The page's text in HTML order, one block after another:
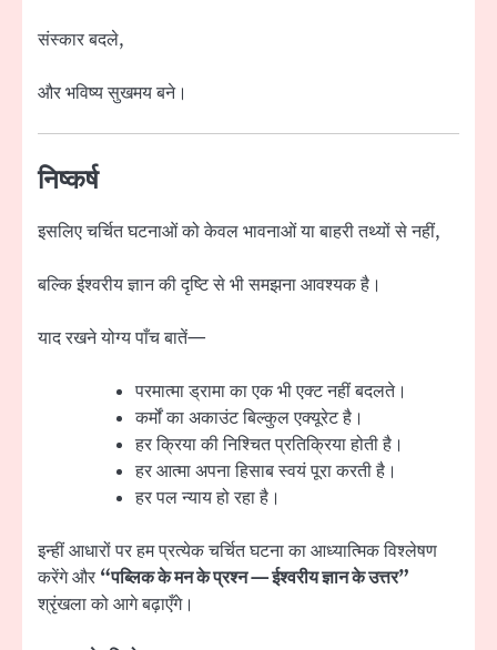
संस्कार बदले,
और भविष्य सुखमय बने।
निष्कर्ष
इसलिए चर्चित घटनाओं को केवल भावनाओं या बाहरी तथ्यों से नहीं,
बल्कि ईश्वरीय ज्ञान की दृष्टि से भी समझना आवश्यक है।
याद रखने योग्य पाँच बातें—
परमात्मा ड्रामा का एक भी एक्ट नहीं बदलते।
कर्मों का अकाउंट बिल्कुल एक्यूरेट है।
हर क्रिया की निश्चित प्रतिक्रिया होती है।
हर आत्मा अपना हिसाब स्वयं पूरा करती है।
हर पल न्याय हो रहा है।
इन्हीं आधारों पर हम प्रत्येक चर्चित घटना का आध्यात्मिक विश्लेषण
करेंगे और “पब्लिक के मन के प्रश्न — ईश्वरीय ज्ञान के उत्तर”
श्रृंखला को आगे बढ़ाएँगे।